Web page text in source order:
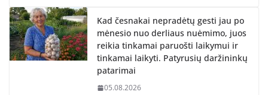
Kad česnakai nepradėtų gesti jau po
mėnesio nuo derliaus nuėmimo, juos
reikia tinkamai paruošti laikymui ir
tinkamai laikyti. Patyrusių daržininkų
patarimai
05.08.2026